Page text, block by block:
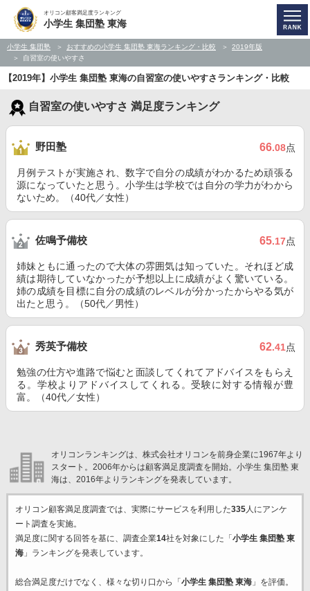
オリコン顧客満足度ランキング
小学生 集団塾 東海
小学生 集団塾 おすすめの小学生 集団塾 東海ランキング・比較
2019年版
自習室の使いやすさ
【2019年】小学生 集団塾 東海の自習室の使いやすさランキング・比較
自習室の使いやすさ 満足度ランキング
野田塾 66.08点
月例テストが実施され、数字で自分の成績がわかるため頑張る
源になっていたと思う。小学生は学校では自分の学力がわから
ないため。（40代／女性）
佐鳴予備校 65.17点
姉妹ともに通ったので大体の雰囲気は知っていた。それほど成
績は期待していなかったが予想以上に成績がよく驚いている。
姉の成績を目標に自分の成績のレベルが分かったからやる気が
出たと思う。（50代／男性）
秀英予備校 62.41点
勉強の仕方や進路で悩むと面談してくれてアドバイスをもらえ
る。学校よりアドバイスしてくれる。受験に対する情報が豊
富。（40代／女性）
オリコンランキングは、株式会社オリコンを前身企業に1967年より
スタート。2006年からは顧客満足度調査を開始。小学生 集団塾 東
海は、2016年よりランキングを発表しています。
オリコン顧客満足度調査では、実際にサービスを利用した335人にアンケ
ート調査を実施。
満足度に関する回答を基に、調査企業14社を対象にした「 小学生 集団塾 東
海」ランキングを発表しています。
総合満足度だけでなく、様々な切り口から「 小学生 集団塾 東海」を評価。